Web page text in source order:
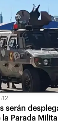
serán
Parada